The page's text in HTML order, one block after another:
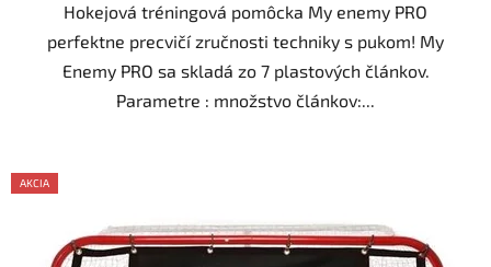
Hokejová tréningová pomôcka My enemy PRO
perfektne precvičí zručnosti techniky s pukom! My
Enemy PRO sa skladá zo 7 plastových článkov.
Parametre : množstvo článkov:...
AKCIA